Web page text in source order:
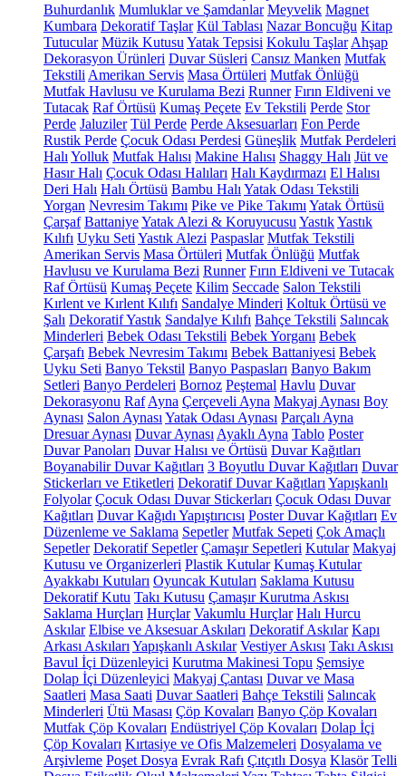
Buhurdanlık Mumluklar ve Şamdanlar Meyvelik Magnet
Kumbara Dekoratif Taşlar Kül Tablası Nazar Boncuğu Kitap
Tutucular Müzik Kutusu Yatak Tepsisi Kokulu Taşlar Ahşap
Dekorasyon Ürünleri Duvar Süsleri Cansız Manken Mutfak
Tekstili Amerikan Servis Masa Örtüleri Mutfak Önlüğü
Mutfak Havlusu ve Kurulama Bezi Runner Fırın Eldiveni ve
Tutacak Raf Örtüsü Kumaş Peçete Ev Tekstili Perde Stor
Perde Jaluziler Tül Perde Perde Aksesuarları Fon Perde
Rustik Perde Çocuk Odası Perdesi Güneşlik Mutfak Perdeleri
Halı Yolluk Mutfak Halısı Makine Halısı Shaggy Halı Jüt ve
Hasır Halı Çocuk Odası Halıları Halı Kaydırmazı El Halısı
Deri Halı Halı Örtüsü Bambu Halı Yatak Odası Tekstili
Yorgan Nevresim Takımı Pike ve Pike Takımı Yatak Örtüsü
Çarşaf BattaniyeYatak Alezi & Koruyucusu YastıkYastık
Kılıfı Uyku Seti Yastık Alezi Paspaslar Mutfak Tekstili
Amerikan Servis Masa Örtüleri Mutfak Önlüğü Mutfak
Havlusu ve Kurulama Bezi Runner Fırın Eldiveni ve Tutacak
Raf Örtüsü Kumaş Peçete Kilim Seccade Salon Tekstili
Kırlent ve Kırlent Kılıfı Sandalye Minderi Koltuk Örtüsü ve
Şalı Dekoratif Yastık Sandalye Kılıfı Bahçe Tekstili Salıncak
Minderleri Bebek Odası Tekstili Bebek Yorganı Bebek
Çarşafı Bebek Nevresim Takımı Bebek Battaniyesi Bebek
Uyku Seti Banyo Tekstil Banyo Paspasları Banyo Bakım
Setleri Banyo Perdeleri Bornoz Peştemal Havlu Duvar
Dekorasyonu Raf Ayna Çerçeveli Ayna Makyaj Aynası Boy
Aynası Salon Aynası Yatak Odası Aynası Parçalı Ayna
Dresuar Aynası Duvar Aynası Ayaklı Ayna Tablo Poster
Duvar Panoları Duvar Halısı ve Örtüsü Duvar Kağıtları
Boyanabilir Duvar Kağıtları 3 Boyutlu Duvar Kağıtları Duvar
Stickerları ve Etiketleri Dekoratif Duvar Kağıtları Yapışkanlı
Folyolar Çocuk Odası Duvar Stickerları Çocuk Odası Duvar
Kağıtları Duvar Kağıdı Yapıştırıcısı Poster Duvar Kağıtları Ev
Düzenleme ve Saklama Sepetler Mutfak Sepeti Çok Amaçlı
Sepetler Dekoratif Sepetler Çamaşır Sepetleri Kutular Makyaj
Kutusu ve Organizerleri Plastik Kutular Kumaş Kutular
Ayakkabı Kutuları Oyuncak Kutuları Saklama Kutusu
Dekoratif Kutu Takı Kutusu Çamaşır Kurutma Askısı
Saklama Hurçları Hurçlar Vakumlu Hurçlar Halı Hurcu
Askılar Elbise ve Aksesuar Askıları Dekoratif Askılar Kapı
Arkası Askıları Yapışkanlı Askılar Vestiyer Askısı Takı Askısı
Bavul İçi Düzenleyici Kurutma Makinesi Topu Şemsiye
Dolap İçi Düzenleyici Makyaj Çantası Duvar ve Masa
Saatleri Masa Saati Duvar Saatleri Bahçe Tekstili Salıncak
Minderleri Ütü Masası Çöp Kovaları Banyo Çöp Kovaları
Mutfak Çöp Kovaları Endüstriyel Çöp Kovaları Dolap İçi
Çöp Kovaları Kırtasiye ve Ofis Malzemeleri Dosyalama ve
Arşivleme Poşet Dosya Evrak Rafı Çıtçıtlı Dosya Klasör Telli